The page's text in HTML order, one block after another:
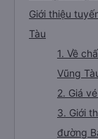
Giới thiệu
Tàu
1. Về
Vũng
2. Giá
3. Giới
đường